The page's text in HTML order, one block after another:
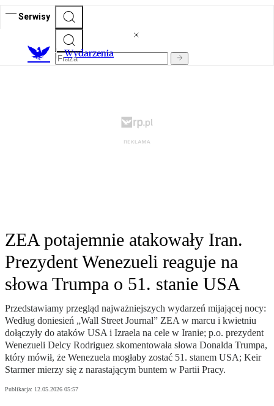
Serwisy
Wydarzenia
ZEA potajemnie atakowały Iran.
Prezydent Wenezueli reaguje na
słowa Trumpa o 51. stanie USA
Przedstawiamy przegląd najważniejszych wydarzeń mijającej nocy:
Według doniesień „Wall Street Journal” ZEA w marcu i kwietniu
dołączyły do ataków USA i Izraela na cele w Iranie; p.o. prezydent
Wenezueli Delcy Rodriguez skomentowała słowa Donalda Trumpa,
który mówił, że Wenezuela mogłaby zostać 51. stanem USA; Keir
Starmer mierzy się z narastającym buntem w Partii Pracy.
Publikacja: 12.05.2026 05:57